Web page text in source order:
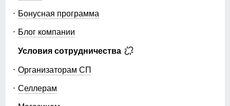
Бонусная программа
Блог компании
Условия сотрудничества
Организаторам СП
Селлерам